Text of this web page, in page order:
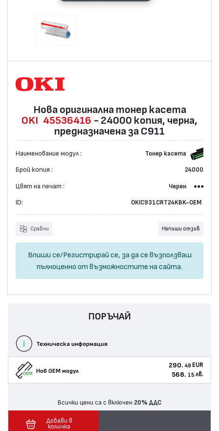
Нова оригинална тонер касета
OKI 45536416 - 24000 копия, черна,
предназначена за C911
Наименование модул : Тонер касета
Брой копия : 24000
Цвят на печат : Черен
ID: OKIC931CRT24KBK-OEM
Сравни Напиши отзив
Впиши се/Регистрирай се, за да се възползваш
пълноценно от възможностите на сайта.
ПОРЪЧАЙ
Техническа информация
Нов ОЕМ модул
290. 49 EUR
568. 15 лв.
Всички цени са с включен 20% ДДС
Добави в
количка